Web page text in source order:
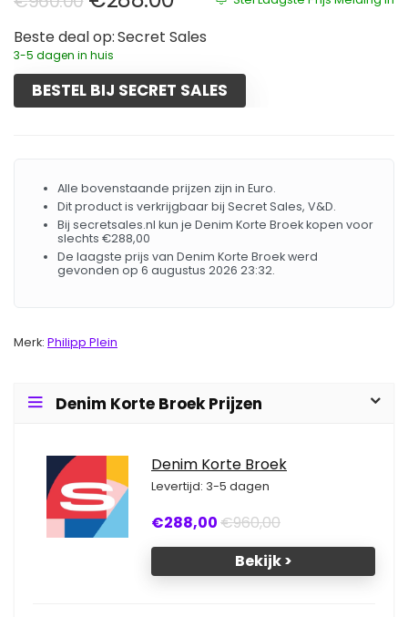
Beste deal op: Secret Sales
3-5 dagen in huis
BESTEL BIJ SECRET SALES
Alle bovenstaande prijzen zijn in Euro.
Dit product is verkrijgbaar bij Secret Sales, V&D.
Bij secretsales.nl kun je Denim Korte Broek kopen voor
slechts €288,00
De laagste prijs van Denim Korte Broek werd
gevonden op 6 augustus 2026 23:32.
Merk: Philipp Plein
Denim Korte Broek Prijzen
Denim Korte Broek
Levertijd: 3-5 dagen
€288,00€960,00
Bekijk >